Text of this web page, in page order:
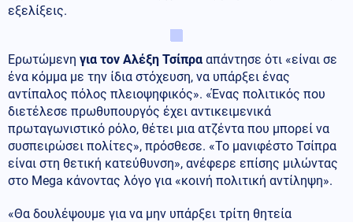
εξελίξεις.
Ερωτώμενη για τον Αλέξη Τσίπρα απάντησε ότι «είναι σε
ένα κόμμα με την ίδια στόχευση, να υπάρξει ένας
αντίπαλος πόλος πλειοψηφικός». «Ένας πολιτικός που
διετέλεσε πρωθυπουργός έχει αντικειμενικά
πρωταγωνιστικό ρόλο, θέτει μια ατζέντα που μπορεί να
συσπειρώσει πολίτες», πρόσθεσε. «Το μανιφέστο Τσίπρα
είναι στη θετική κατεύθυνση», ανέφερε επίσης μιλώντας
στο Mega κάνοντας λόγο για «κοινή πολιτική αντίληψη».
«Θα δουλέψουμε για να μην υπάρξει τρίτη θητεία